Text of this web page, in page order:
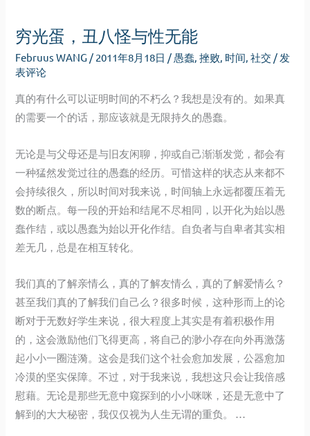
穷光蛋，丑八怪与性无能
Februus WANG / 2011年8月18日 / 愚蠢 ,挫败 时间 ,社交 / 发
表评论
真的有什么可以证明时间的不朽么？我想是没有的。如果真
的需要一个的话，那应该就是无限持久的愚蠢。
无论是与父母还是与旧友闲聊，抑或自己渐渐发觉，都会有
一种猛然发觉过往的愚蠢的经历。可惜这样的状态从来都不
会持续很久，所以时间对我来说，时间轴上永远都覆压着无
数的断点。每一段的开始和结尾不尽相同，以开化为始以愚
蠢作结，或以愚蠢为始以开化作结。自负者与自卑者其实相
差无几，总是在相互转化。
我们真的了解亲情么，真的了解友情么，真的了解爱情么？
甚至我们真的了解我们自己么？很多时候，这种形而上的论
断对于无数好学生来说，很大程度上其实是有着积极作用
的，这会激励他们飞得更高，将自己的渺小存在向外再激荡
起小小一圈涟漪。这会是我们这个社会愈加发展，公器愈加
冷漠的坚实保障。不过，对于我来说，我想这只会让我倍感
慰藉。无论是那些无意中窥探到的小小咪咪，还是无意中了
解到的大大秘密，我仅仅视为人生无谓的重负。 …